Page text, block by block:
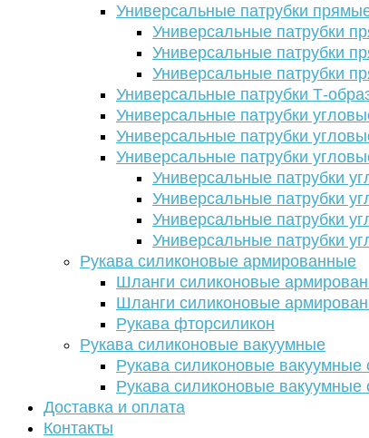
Универсальные патрубки
Универсальные патрубки
Универсальные патрубки
Универсальные патрубки
Универсальные патрубки Т-
Универсальные патрубки
Универсальные патрубки
Универсальные патрубки
Универсальные патрубки
Универсальные патрубки
Универсальные патрубки
Универсальные патрубки
Рукава силиконовые армированные
Шланги силиконовые
Шланги силиконовые
Рукава фторсиликон
Рукава силиконовые вакуумные
Рукава силиконовые
Рукава силиконовые вакуумные
Доставка и оплата
Контакты